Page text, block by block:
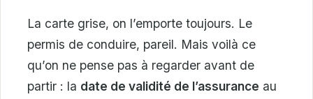
La carte grise, on l’emporte toujours. Le
permis de conduire, pareil. Mais voilà ce
qu’on ne pense pas à regarder avant de
partir : la date de validité de l’assurance au